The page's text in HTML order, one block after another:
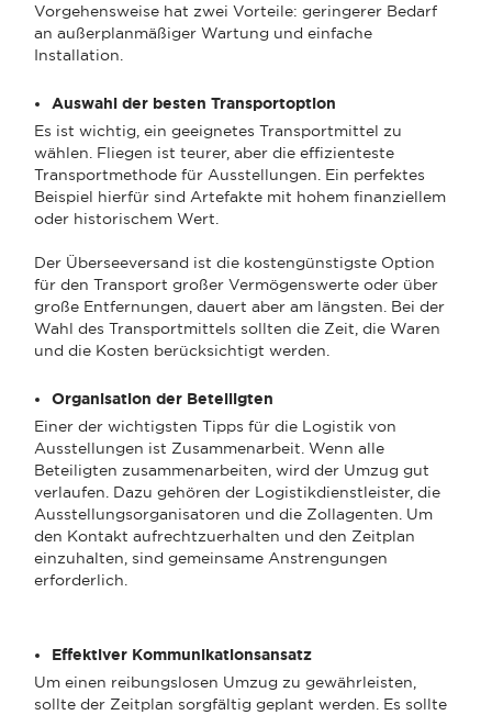
Vorgehensweise hat zwei Vorteile: geringerer Bedarf
an außerplanmäßiger Wartung und einfache
Installation.
Auswahl der besten Transportoption
Es ist wichtig, ein geeignetes Transportmittel zu
wählen. Fliegen ist teurer, aber die effizienteste
Transportmethode für Ausstellungen. Ein perfektes
Beispiel hierfür sind Artefakte mit hohem finanziellem
oder historischem Wert.
Der Überseeversand ist die kostengünstigste Option
für den Transport großer Vermögenswerte oder über
große Entfernungen, dauert aber am längsten. Bei der
Wahl des Transportmittels sollten die Zeit, die Waren
und die Kosten berücksichtigt werden.
Organisation der Beteiligten
Einer der wichtigsten Tipps für die Logistik von
Ausstellungen ist Zusammenarbeit. Wenn alle
Beteiligten zusammenarbeiten, wird der Umzug gut
verlaufen. Dazu gehören der Logistikdienstleister, die
Ausstellungsorganisatoren und die Zollagenten. Um
den Kontakt aufrechtzuerhalten und den Zeitplan
einzuhalten, sind gemeinsame Anstrengungen
erforderlich.
Effektiver Kommunikationsansatz
Um einen reibungslosen Umzug zu gewährleisten,
sollte der Zeitplan sorgfältig geplant werden. Es sollte